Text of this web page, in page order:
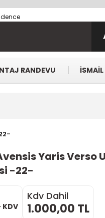
RANDEVU İSMAİL
Yaris Verso
-22-
KDV
Kdv Dahil
1.000,00 TL